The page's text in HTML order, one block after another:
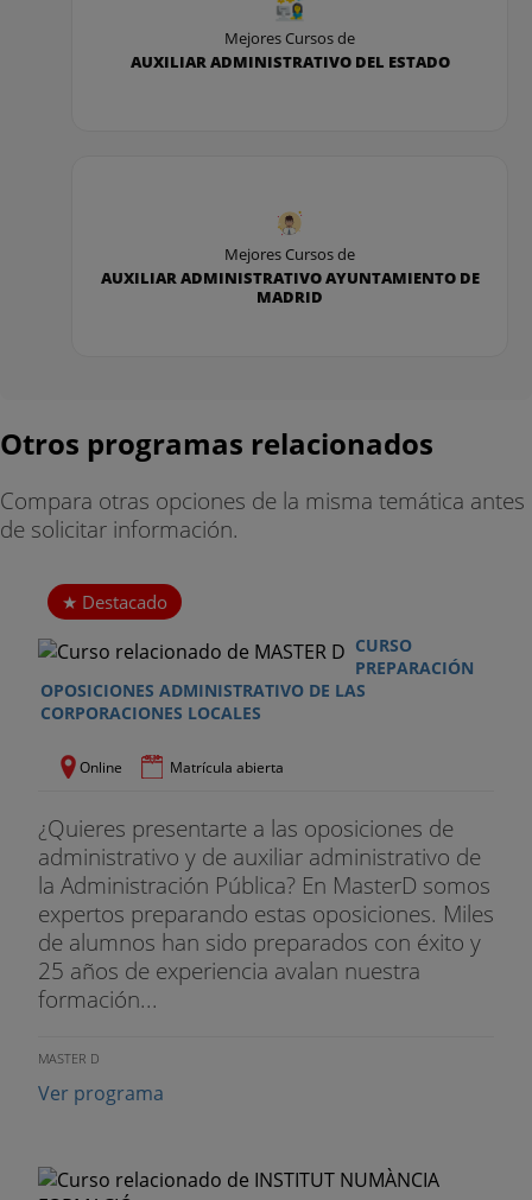
Mejores Cursos de
AUXILIAR ADMINISTRATIVO DEL ESTADO
Mejores Cursos de
AUXILIAR ADMINISTRATIVO AYUNTAMIENTO DE
MADRID
Otros programas relacionados
Compara otras opciones de la misma temática antes
de solicitar información.
Destacado
CURSO
PREPARACIÓN
OPOSICIONES ADMINISTRATIVO DE LAS
CORPORACIONES LOCALES
Online Matrícula abierta
¿Quieres presentarte a las oposiciones de
administrativo y de auxiliar administrativo de
la Administración Pública? En MasterD somos
expertos preparando estas oposiciones. Miles
de alumnos han sido preparados con éxito y
25 años de experiencia avalan nuestra
formación...
MASTER D
Ver programa